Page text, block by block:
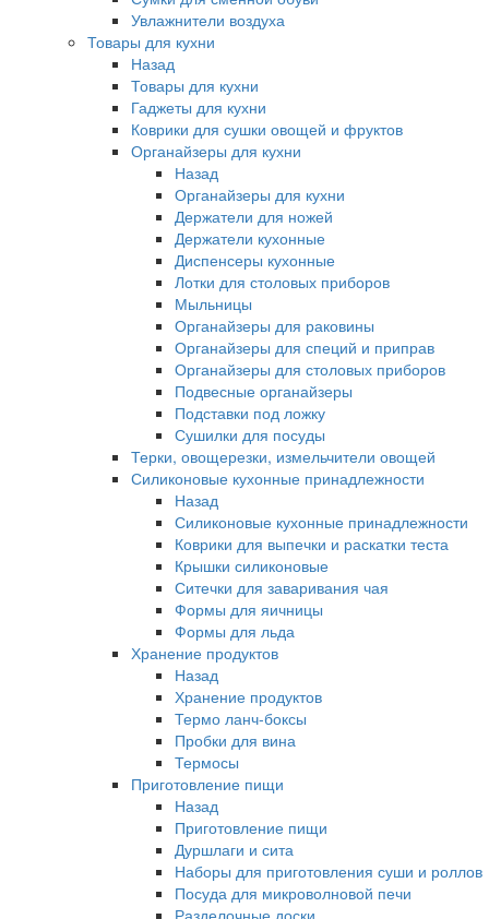
Увлажнители воздуха
Товары для кухни
Назад
Товары для кухни
Гаджеты для кухни
Коврики для сушки овощей и фруктов
Органайзеры для кухни
Назад
Органайзеры для кухни
Держатели для ножей
Держатели кухонные
Диспенсеры кухонные
Лотки для столовых приборов
Мыльницы
Органайзеры для раковины
Органайзеры для специй и приправ
Органайзеры для столовых приборов
Подвесные органайзеры
Подставки под ложку
Сушилки для посуды
Терки, овощерезки, измельчители овощей
Силиконовые кухонные принадлежности
Назад
Силиконовые кухонные принадлежности
Коврики для выпечки и раскатки теста
Крышки силиконовые
Ситечки для заваривания чая
Формы для яичницы
Формы для льда
Хранение продуктов
Назад
Хранение продуктов
Термо ланч-боксы
Пробки для вина
Термосы
Приготовление пищи
Назад
Приготовление пищи
Дуршлаги и сита
Наборы для приготовления суши и роллов
Посуда для микроволновой печи
Разделочные доски